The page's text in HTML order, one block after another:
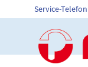
to
Service-